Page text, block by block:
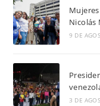
Nicolás
9 DE
3 DE